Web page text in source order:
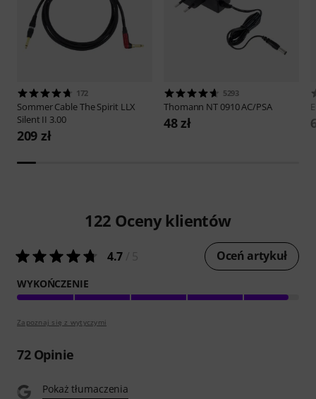
172
Sommer CableThe Spirit LLX
Silent II 3.00
209 zł
5293
Thomann NT 0910 AC/PSA
48 zł
122 Oceny klientów
4.7 Oceń artykuł
WYKOŃCZENIE
Zapoznaj się z wytyczymi
72Opinie
Pokaż tłumaczenia